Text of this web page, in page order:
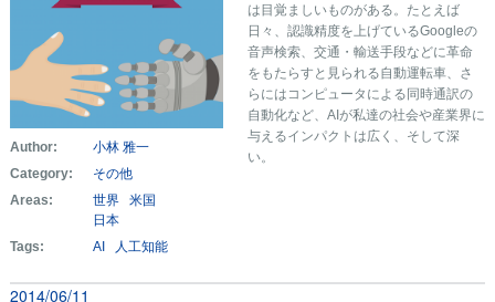
は目覚ましいものがある。たとえば
日々、認識精度を上げているGoogleの
音声検索、交通・輸送手段などに革命
をもたらすと見られる自動運転車、さ
らにはコンピュータによる同時通訳の
自動化など、AIが私達の社会や産業界に
与えるインパクトは広く、そして深
い。
Author:
小林 雅一
Category:
その他
Areas:
世界
米国
日本
Tags:
AI 人工知能
2014/06/11